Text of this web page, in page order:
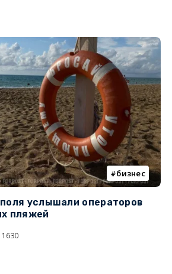
бизнес
услышали операторов
пляжей
1630